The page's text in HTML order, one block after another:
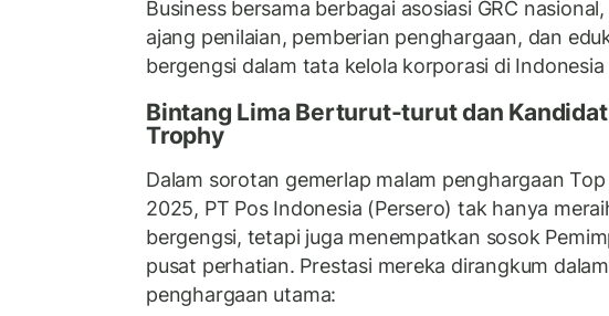
Business bersama berbagai asosiasi GRC
ajang penilaian, pemberian penghargaan, dan
bergengsi dalam tata kelola korporasi di Indonesia
Bintang Lima Berturut-turut dan
Trophy
Dalam sorotan gemerlap malam penghargaan Top
2025, PT Pos Indonesia (Persero) tak hanya
bergengsi, tetapi juga menempatkan sosok
pusat perhatian. Prestasi mereka dirangkum
penghargaan utama: